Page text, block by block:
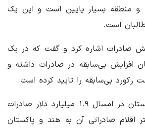
و منطقه بسیار پایین است و این یک
است.
صادرات اشاره کرد و گفت که در یک
افزایش بی‌سابقه در صادرات داشته و
رکورد بی‌سابقه را تایید کرده است.
به گفته‌ نظری، افغانستان در امسال ۱.۹ میلیارد دلار صادرات
اقلام صادراتی آن به هند و پاکستان